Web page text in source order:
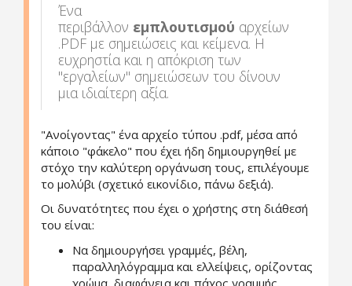
Ένα
περιβάλλον εμπλουτισμού αρχείων
.PDF με σημειώσεις και κείμενα. Η
ευχρηστία και η απόκριση των
"εργαλείων" σημειώσεων του δίνουν
μια ιδιαίτερη αξία.
"Ανοίγοντας" ένα αρχείο τύπου .pdf, μέσα από
κάποιο "φάκελο" που έχει ήδη δημιουργηθεί με
στόχο την καλύτερη οργάνωση τους, επιλέγουμε
το μολύβι (σχετικό εικονίδιο, πάνω δεξιά).
Οι δυνατότητες που έχει ο χρήστης στη διάθεσή
του είναι:
Να δημιουργήσει γραμμές, βέλη,
παραλληλόγραμμα και ελλείψεις, ορίζοντας
χρώμα, διαφάνεια και πάχος γραμμής.